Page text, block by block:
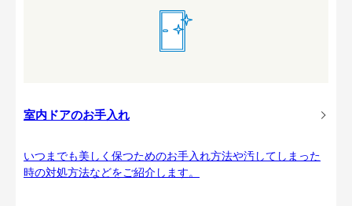
室内ドアのお手入れ
いつまでも美しく保つためのお手入れ方法や汚してしまった
時の対処方法などをご紹介します。